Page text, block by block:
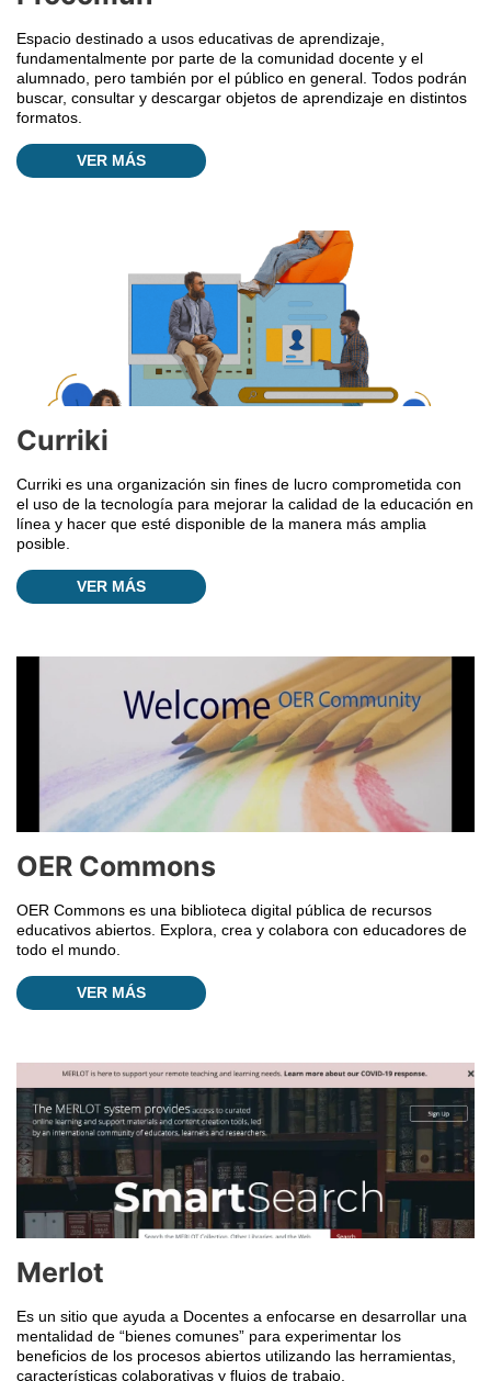
Espacio destinado a usos educativas de aprendizaje,
fundamentalmente por parte de la comunidad docente y el
alumnado, pero también por el público en general. Todos podrán
buscar, consultar y descargar objetos de aprendizaje en distintos
formatos.
VER MÁS
Curriki
Curriki es una organización sin fines de lucro comprometida con
el uso de la tecnología para mejorar la calidad de la educación en
línea y hacer que esté disponible de la manera más amplia
posible.
VER MÁS
OER Commons
OER Commons es una biblioteca digital pública de recursos
educativos abiertos. Explora, crea y colabora con educadores de
todo el mundo.
VER MÁS
Merlot
Es un sitio que ayuda a Docentes a enfocarse en desarrollar una
mentalidad de “bienes comunes” para experimentar los
beneficios de los procesos abiertos utilizando las herramientas,
características colaborativas y flujos de trabajo.